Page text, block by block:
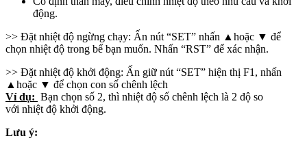
động.
>> Đặt nhiệt độ ngừng chạy: Ấn nút “SET” nhấn ▲hoặc ▼ để
chọn nhiệt độ trong bể bạn muốn. Nhấn “RST” để xác nhận.
>> Đặt nhiệt độ khởi động: Ấn giữ nút “SET” hiện thị F1, nhấn
▲hoặc ▼ để chọn con số chênh lệch
Ví dụ: Bạn chọn số 2, thì nhiệt độ số chênh lệch là 2 độ so
với nhiệt độ khởi động.
Lưu ý: